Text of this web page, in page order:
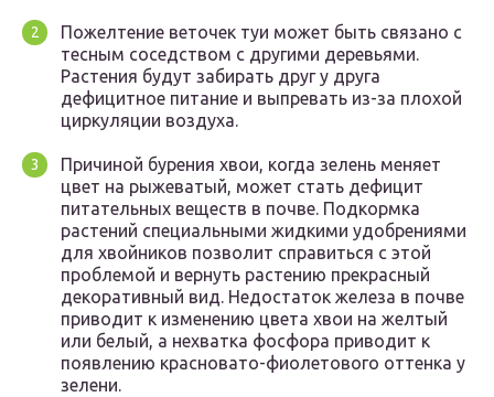
Пожелтение веточек туи может быть связано с
тесным соседством с другими деревьями.
Растения будут забирать друг у друга
дефицитное питание и выпревать из-за плохой
циркуляции воздуха.
Причиной бурения хвои, когда зелень меняет
цвет на рыжеватый, может стать дефицит
питательных веществ в почве. Подкормка
растений специальными жидкими удобрениями
для хвойников позволит справиться с этой
проблемой и вернуть растению прекрасный
декоративный вид. Недостаток железа в почве
приводит к изменению цвета хвои на желтый
или белый, а нехватка фосфора приводит к
появлению красновато-фиолетового оттенка у
зелени.